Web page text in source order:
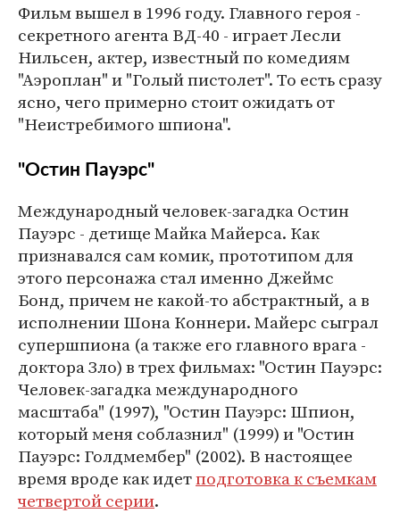
Фильм вышел в 1996 году. Главного героя -
секретного агента ВД-40 - играет Лесли
Нильсен, актер, известный по комедиям
"Аэроплан" и "Голый пистолет". То есть сразу
ясно, чего примерно стоит ожидать от
"Неистребимого шпиона".
"Остин Пауэрс"
Международный человек-загадка Остин
Пауэрс - детище Майка Майерса. Как
признавался сам комик, прототипом для
этого персонажа стал именно Джеймс
Бонд, причем не какой-то абстрактный, а в
исполнении Шона Коннери. Майерс сыграл
супершпиона (а также его главного врага -
доктора Зло) в трех фильмах: "Остин Пауэрс:
Человек-загадка международного
масштаба" (1997), "Остин Пауэрс: Шпион,
который меня соблазнил" (1999) и "Остин
Пауэрс: Голдмембер" (2002). В настоящее
время вроде как идетподготовка к съемкам
четвертой серии.